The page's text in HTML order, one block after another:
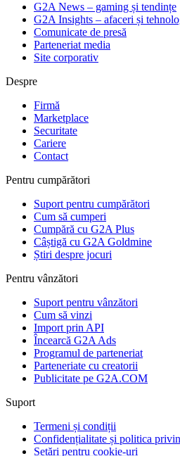
G2A News – gaming și tendințe
G2A Insights – afaceri și
Comunicate de presă
Parteneriat media
Site corporativ
Despre
Firmă
Marketplace
Securitate
Cariere
Contact
Pentru cumpărători
Suport pentru cumpărători
Cum să cumperi
Cumpără cu G2A Plus
Câștigă cu G2A Goldmine
Știri despre jocuri
Pentru vânzători
Suport pentru vânzători
Cum să vinzi
Import prin API
Încearcă G2A Ads
Programul de parteneriat
Parteneriate cu creatorii
Publicitate pe G2A.COM
Suport
Termeni și condiții
Confidențialitate și politica
Setări pentru cookie-uri